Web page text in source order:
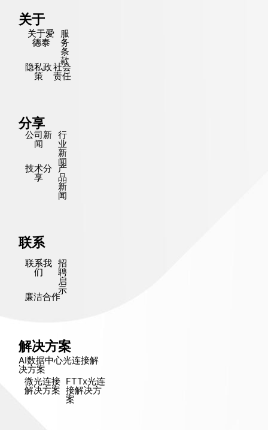
关于
关于爱
德泰
服
务
条
款
隐私政
策
社会
责任
分享
公司新
闻
行
业
新
闻
技术分
享
产
品
新
闻
联系
联系我
们
招
聘
启
示
廉洁合作
解决方案
AI数据中心光连接解
决方​​案
微光连接
解决方​​案
FTTx光连
接解决方​​
案